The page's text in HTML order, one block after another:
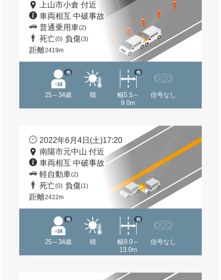
上山市小倉 付近
車両相互 中破事故
普通乗用車(2)
死亡(0) 負傷(3)
距離2419m
25～34歳
他
晴
幅5.5～
9.0m
他
信号なし
2022年6月4日(土)17:20
南陽市元中山 付近
車両相互 中破事故
軽自動車(2)
死亡(0) 負傷(1)
距離2422m
25～34歳
他
晴
幅9.0～
13.0m
他
信号なし